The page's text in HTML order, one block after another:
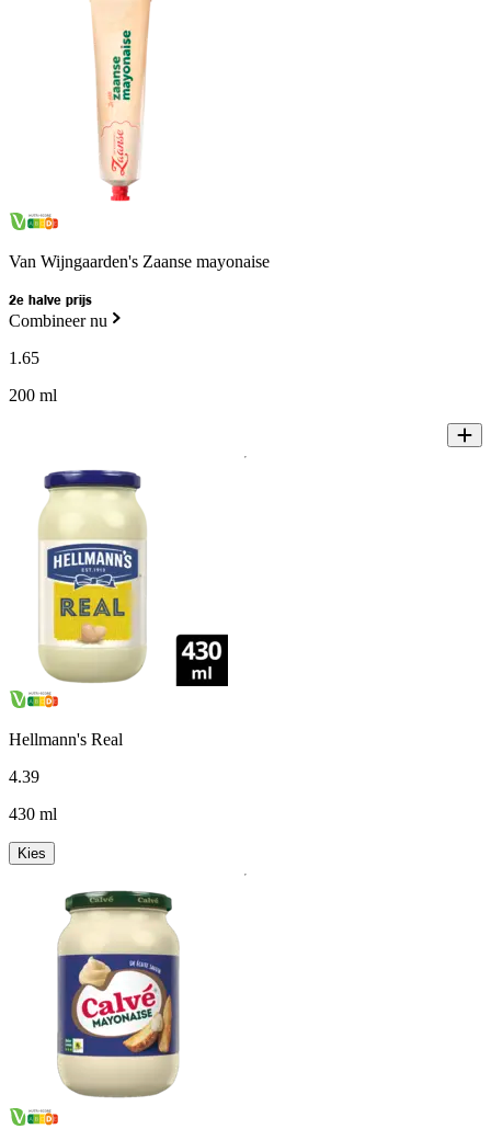
Van Wijngaarden's Zaanse mayonaise
2e halve prijs
Combineer nu
1 .65
200 ml
Hellmann's Real
4.39
430 ml
Kies